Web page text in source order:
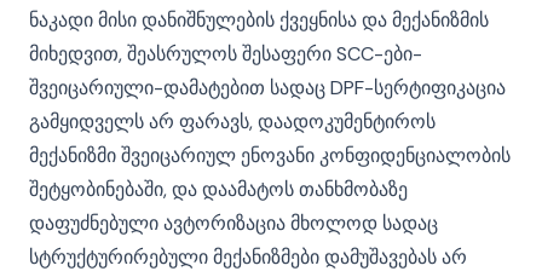
ნაკადი მისი დანიშნულების ქვეყნისა და მექანიზმის
მიხედვით, შეასრულოს შესაფერი SCC-ები-
შვეიცარიული-დამატებით სადაც DPF-სერტიფიკაცია
გამყიდველს არ ფარავს, დაადოკუმენტიროს
მექანიზმი შვეიცარიულ ენოვანი კონფიდენციალობის
შეტყობინებაში, და დაამატოს თანხმობაზე
დაფუძნებული ავტორიზაცია მხოლოდ სადაც
სტრუქტურირებული მექანიზმები დამუშავებას არ